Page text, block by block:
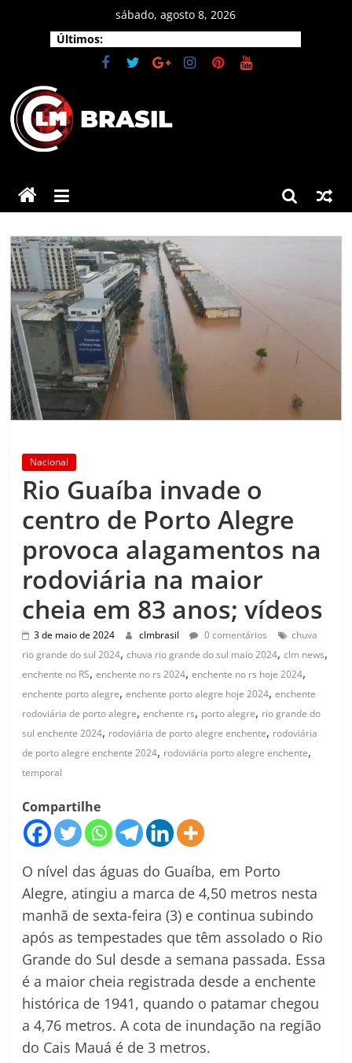
sábado, agosto 8, 2026
Últimos:
CLM
Brasil
As
principais
notícias
do
Brasil
e
do
mundo.
Nacional
Rio Guaíba invade o
centro de Porto Alegre
provoca alagamentos na
rodoviária na maior
cheia em 83 anos; vídeos
3 de maio de 2024 clmbrasil 0 comentários
chuva
rio grande do sul 2024,chuva rio grande do sul maio 2024,clm news,
enchente no RS,enchente no rs 2024,enchente no rs hoje 2024,
enchente porto alegre,enchente porto alegre hoje 2024,enchente
rodoviária de porto alegre,enchente rs, porto alegre, rio grande do
sul enchente 2024, rodoviária de porto alegre enchente, rodoviária
de porto alegre enchente 2024, rodoviária porto alegre enchente,
temporal
Compartilhe
O nível das águas do Guaíba, em Porto
Alegre, atingiu a marca de 4,50 metros nesta
manhã de sexta-feira (3) e continua subindo
após as tempestades que têm assolado o Rio
Grande do Sul desde a semana passada. Essa
é a maior cheia registrada desde a enchente
histórica de 1941, quando o patamar chegou
a 4,76 metros. A cota de inundação na região
do Cais Mauá é de 3 metros.